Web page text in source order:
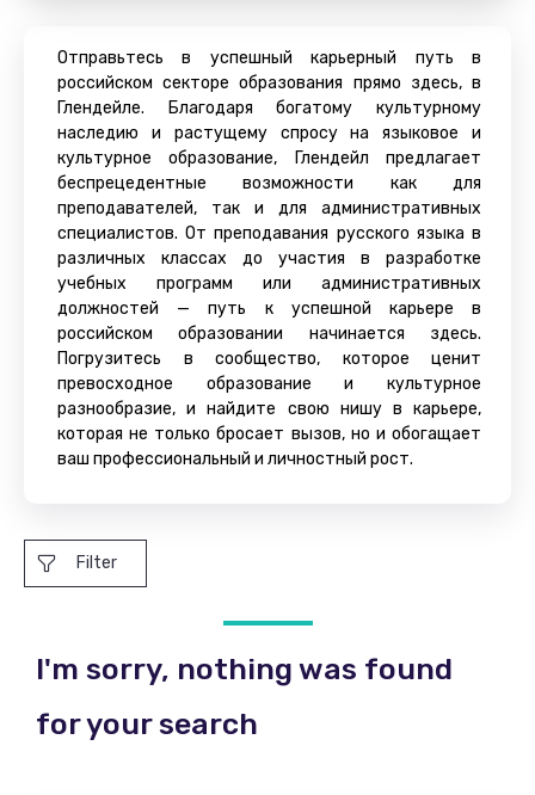
Отправьтесь в успешный карьерный путь в
российском секторе образования прямо здесь, в
Глендейле. Благодаря богатому культурному
наследию и растущему спросу на языковое и
культурное образование, Глендейл предлагает
беспрецедентные возможности как для
преподавателей, так и для административных
специалистов. От преподавания русского языка в
различных классах до участия в разработке
учебных программ или административных
должностей — путь к успешной карьере в
российском образовании начинается здесь.
Погрузитесь в сообщество, которое ценит
превосходное образование и культурное
разнообразие, и найдите свою нишу в карьере,
которая не только бросает вызов, но и обогащает
ваш профессиональный и личностный рост.
Filter
I'm sorry, nothing was found
for your search